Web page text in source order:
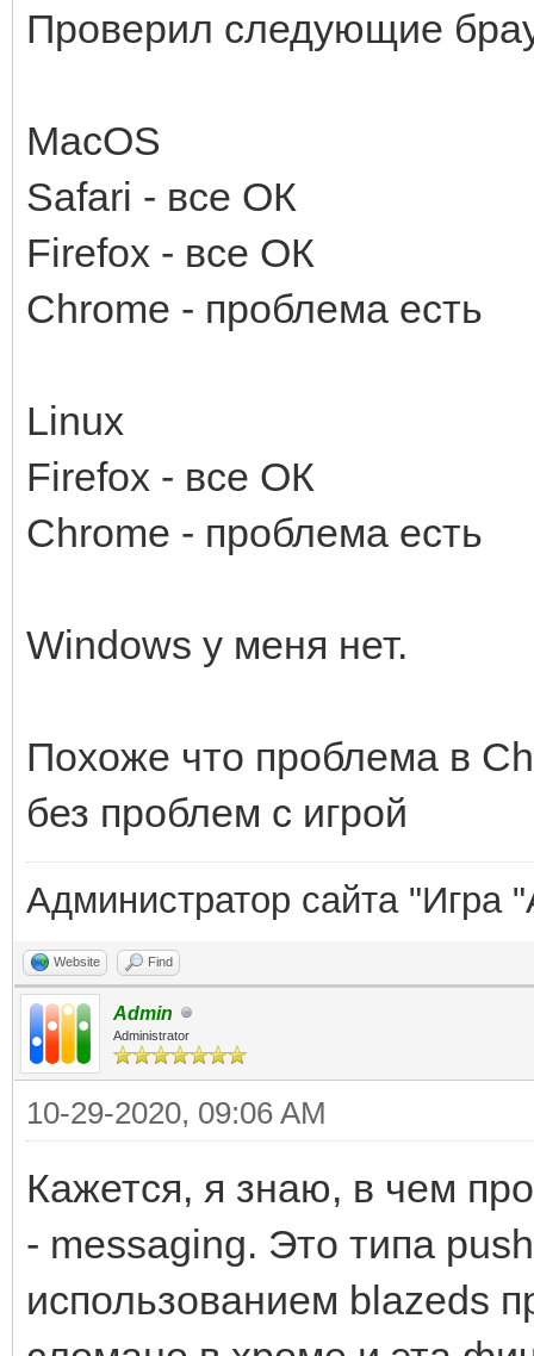
Проверил следующие
MacOS
Safari - все ОК
Firefox - все ОК
Chrome - проблема есть
Linux
Firefox - все ОК
Chrome - проблема есть
Windows у меня нет.
Похоже что проблема в
без проблем с игрой
Администратор сайта "Игра
Website Find
Admin
Administrator
10-29-2020, 09:06 AM
Кажется, я знаю, в чем
- messaging. Это типа
использованием blazeds